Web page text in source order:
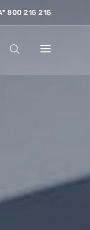
800 215 215